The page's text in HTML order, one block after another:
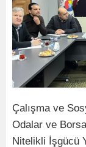
Çalışma ve
Odalar ve
Nitelikli İşgücü